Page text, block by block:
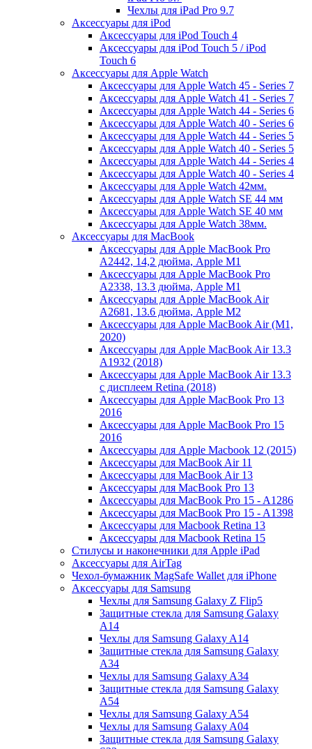
Чехлы для iPad Pro 9.7
Аксессуары для iPod
Аксессуары для iPod Touch 4
Аксессуары для iPod Touch 5 / iPod
Touch 6
Аксессуары для Apple Watch
Аксессуары для Apple Watch 45 - Series 7
Аксессуары для Apple Watch 41 - Series 7
Аксессуары для Apple Watch 44 - Series 6
Аксессуары для Apple Watch 40 - Series 6
Аксессуары для Apple Watch 44 - Series 5
Аксессуары для Apple Watch 40 - Series 5
Аксессуары для Apple Watch 44 - Series 4
Аксессуары для Apple Watch 40 - Series 4
Аксессуары для Apple Watch 42мм.
Аксессуары для Apple Watch SE 44 мм
Аксессуары для Apple Watch SE 40 мм
Аксессуары для Apple Watch 38мм.
Аксессуары для MacBook
Аксессуары для Apple MacBook Pro
A2442, 14,2 дюйма, Apple M1
Аксессуары для Apple MacBook Pro
A2338, 13.3 дюйма, Apple M1
Аксессуары для Apple MacBook Air
A2681, 13.6 дюйма, Apple M2
Аксессуары для Apple MacBook Air (M1,
2020)
Аксессуары для Apple MacBook Air 13.3
A1932 (2018)
Аксессуары для Apple MacBook Air 13.3
с дисплеем Retina (2018)
Аксессуары для Apple MacBook Pro 13
2016
Аксессуары для Apple MacBook Pro 15
2016
Аксессуары для Apple Macbook 12 (2015)
Аксессуары для MacBook Air 11
Аксессуары для MacBook Air 13
Аксессуары для MacBook Pro 13
Аксессуары для MacBook Pro 15 - A1286
Аксессуары для MacBook Pro 15 - A1398
Аксессуары для Macbook Retina 13
Аксессуары для Macbook Retina 15
Стилусы и наконечники для Apple iPad
Аксессуары для AirTag
Чехол-бумажник MagSafe Wallet для iPhone
Аксессуары для Samsung
Чехлы для Samsung Galaxy Z Flip5
Защитные стекла для Samsung Galaxy
A14
Чехлы для Samsung Galaxy A14
Защитные стекла для Samsung Galaxy
A34
Чехлы для Samsung Galaxy A34
Защитные стекла для Samsung Galaxy
A54
Чехлы для Samsung Galaxy A54
Чехлы для Samsung Galaxy A04
Защитные стекла для Samsung Galaxy